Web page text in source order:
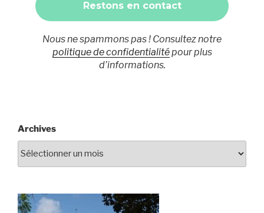
Nous ne spammons pas ! Consultez notre
politique de confidentialitépour plus
d’informations.
Archives